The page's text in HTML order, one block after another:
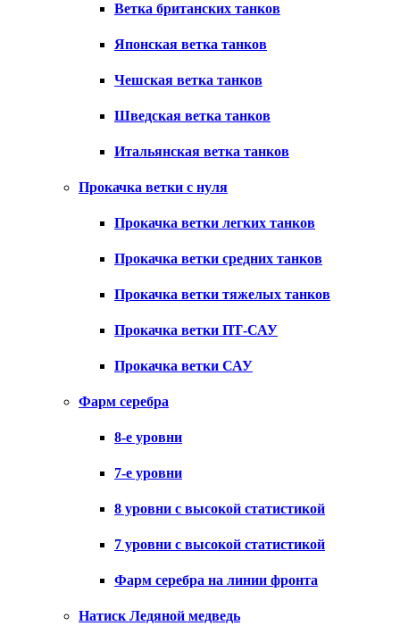
Ветка британских танков
Японская ветка танков
Чешская ветка танков
Шведская ветка танков
Итальянская ветка танков
Прокачка ветки с нуля
Прокачка ветки легких танков
Прокачка ветки средних танков
Прокачка ветки тяжелых танков
Прокачка ветки ПТ-САУ
Прокачка ветки САУ
Фарм серебра
8-е уровни
7-е уровни
8 уровни с высокой статистикой
7 уровни с высокой статистикой
Фарм серебра на линии фронта
Натиск Ледяной медведь